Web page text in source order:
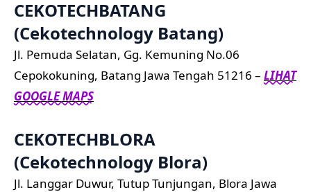
CEKOTECHBATANG
(Cekotechnology Batang)
Jl. Pemuda Selatan, Gg. Kemuning No.06
Cepokokuning, Batang Jawa Tengah 51216 – LIHAT
GOOGLE MAPS
CEKOTECHBLORA
(Cekotechnology Blora)
Jl. Langgar Duwur, Tutup Tunjungan, Blora Jawa